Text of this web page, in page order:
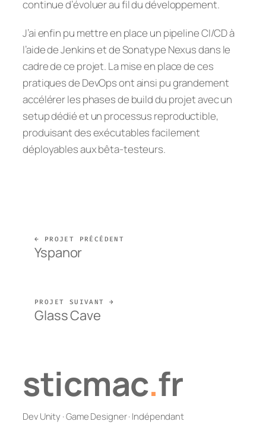
continue d’évoluer au fil du développement.
J’ai enfin pu mettre en place un pipeline CI/CD à
l’aide de Jenkins et de Sonatype Nexus dans le
cadre de ce projet. La mise en place de ces
pratiques de DevOps ont ainsi pu grandement
accélérer les phases de build du projet avec un
setup dédié et un processus reproductible,
produisant des exécutables facilement
déployables aux bêta-testeurs.
← PROJET PRÉCÉDENT
Yspanor
PROJET SUIVANT →
Glass Cave
sticmac.fr
Dev Unity · Game Designer · Indépendant